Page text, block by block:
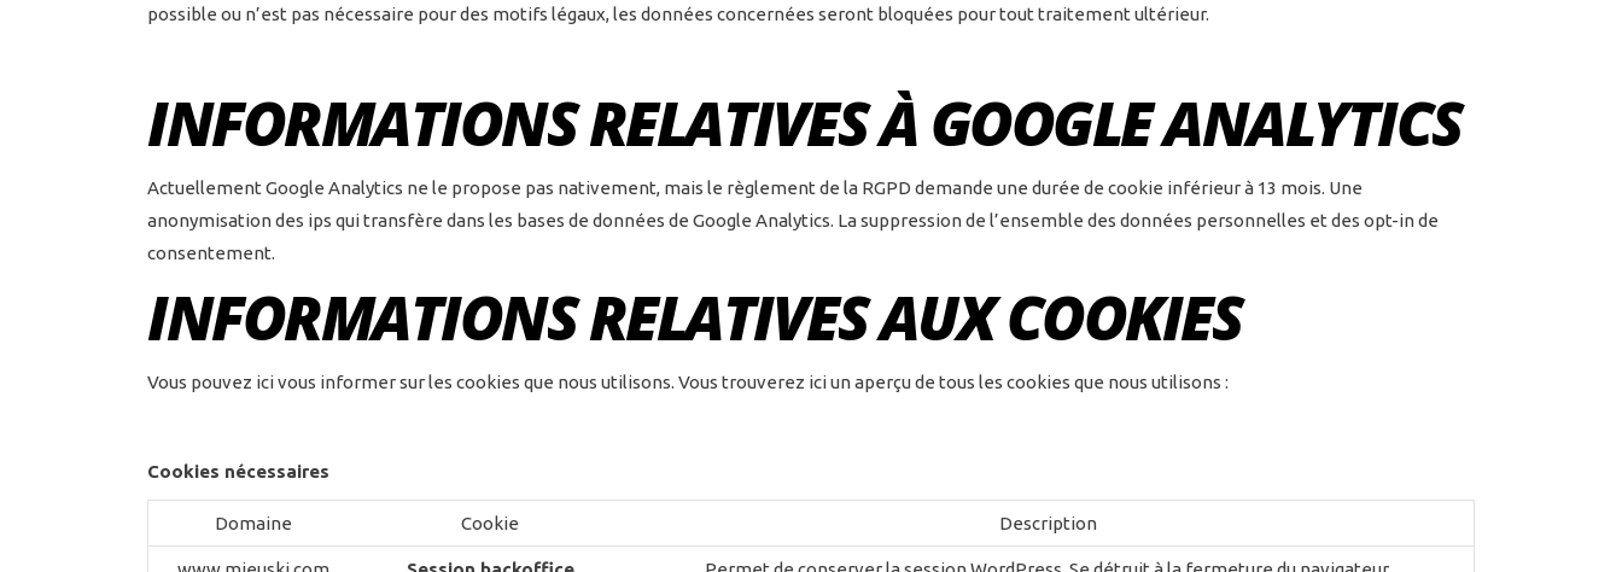
possible ou n’est pas nécessaire pour des motifs légaux, les données concernées seront bloquées pour tout traitement ultérieur.
INFORMATIONS RELATIVES À GOOGLE ANALYTICS
Actuellement Google Analytics ne le propose pas nativement, mais le règlement de la RGPD demande une durée de cookie inférieur à 13 mois. Une
anonymisation des ips qui transfère dans les bases de données de Google Analytics. La suppression de l’ensemble des données personnelles et des opt-in de
consentement.
INFORMATIONS RELATIVES AUX COOKIES
Vous pouvez ici vous informer sur les cookies que nous utilisons. Vous trouverez ici un aperçu de tous les cookies que nous utilisons :
Cookies nécessaires
Domaine Cookie Description